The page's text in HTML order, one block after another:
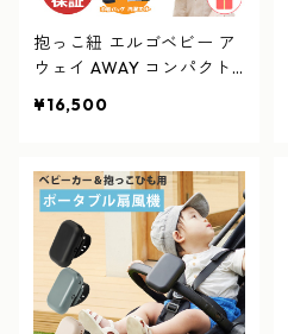
抱っこ紐 エルゴベビー ア
ウェイ AWAY コンパクト
定モデル たためる 収納ポ
縦抱き
¥16,500